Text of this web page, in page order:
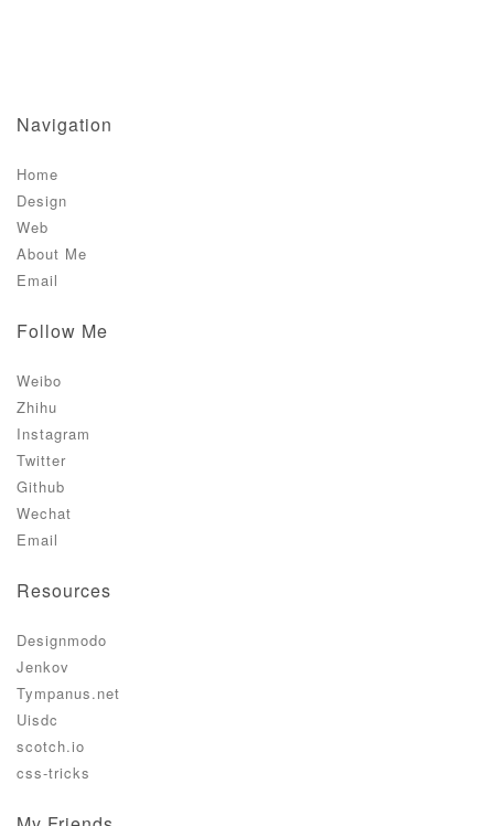
Navigation
Home
Design
Web
About Me
Email
Follow Me
Weibo
Zhihu
Instagram
Twitter
Github
Wechat
Email
Resources
Designmodo
Jenkov
Tympanus.net
Uisdc
scotch.io
css-tricks